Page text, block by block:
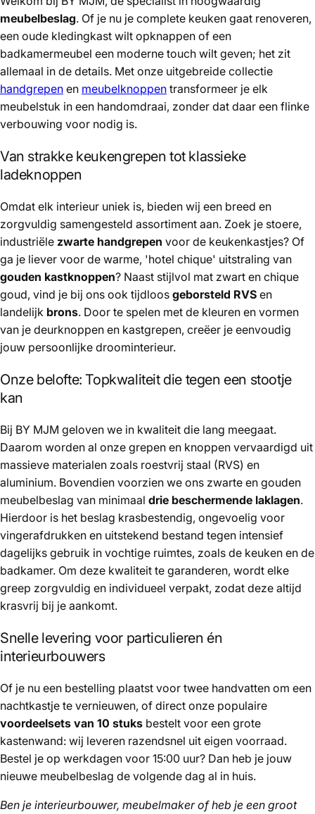
meubelbeslag. Of je nu je complete keuken gaat renoveren,
een oude kledingkast wilt opknappen of een
badkamermeubel een moderne touch wilt geven; het zit
allemaal in de details. Met onze uitgebreide collectie
handgrepen en meubelknoppen transformeer je elk
meubelstuk in een handomdraai, zonder dat daar een flinke
verbouwing voor nodig is.
Van strakke keukengrepen tot klassieke
ladeknoppen
Omdat elk interieur uniek is, bieden wij een breed en
zorgvuldig samengesteld assortiment aan. Zoek je stoere,
industriële zwarte handgrepen voor de keukenkastjes? Of
ga je liever voor de warme, 'hotel chique' uitstraling van
gouden kastknoppen? Naast stijlvol mat zwart en chique
goud, vind je bij ons ook tijdloos geborsteld RVS en
landelijk brons. Door te spelen met de kleuren en vormen
van je deurknoppen en kastgrepen, creëer je eenvoudig
jouw persoonlijke droominterieur.
Onze belofte: Topkwaliteit die tegen een stootje
kan
Bij BY MJM geloven we in kwaliteit die lang meegaat.
Daarom worden al onze grepen en knoppen vervaardigd uit
massieve materialen zoals roestvrij staal (RVS) en
aluminium. Bovendien voorzien we ons zwarte en gouden
meubelbeslag van minimaal drie beschermende laklagen.
Hierdoor is het beslag krasbestendig, ongevoelig voor
vingerafdrukken en uitstekend bestand tegen intensief
dagelijks gebruik in vochtige ruimtes, zoals de keuken en de
badkamer. Om deze kwaliteit te garanderen, wordt elke
greep zorgvuldig en individueel verpakt, zodat deze altijd
krasvrij bij je aankomt.
Snelle levering voor particulieren én
interieurbouwers
Of je nu een bestelling plaatst voor twee handvatten om een
nachtkastje te vernieuwen, of direct onze populaire
voordeelsets van 10 stuks bestelt voor een grote
kastenwand: wij leveren razendsnel uit eigen voorraad.
Bestel je op werkdagen voor 15:00 uur? Dan heb je jouw
nieuwe meubelbeslag de volgende dag al in huis.
Ben je interieurbouwer, meubelmaker of heb je een groot